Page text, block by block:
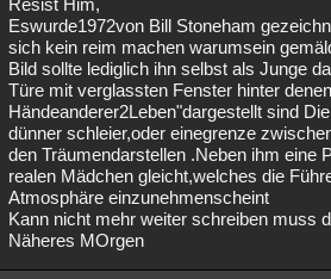
Resist Him,
Eswurde1972von Bill Stoneham
sich kein reim machen warumsein
Bild sollte lediglich ihn selbst als Junge
Türe mit verglassten Fenster hinter
Händeanderer2Leben"dargestellt sind
dünner schleier,oder einegrenze
den Träumendarstellen .Neben ihm eine
realen Mädchen gleicht,welches die
Atmosphäre einzunehmenscheint
Kann nicht mehr weiter schreiben muss
Näheres MOrgen